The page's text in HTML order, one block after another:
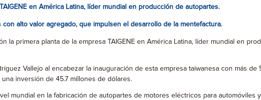
en América Latina, líder mundial en producción de autopartes.
alto valor agregado, que impulsen el desarrollo de la mentefactura.
la primera planta de la empresa TAIGENE en América Latina, líder mundial en
Vallejo al encabezar la inauguración de esta empresa taiwanesa con más
inversión de 45.7 millones de dólares.
mundial en la fabricación de autopartes de motores eléctricos para